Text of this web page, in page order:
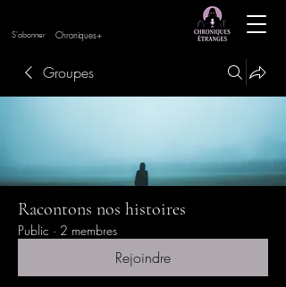
S'abonner Chroniques+
Groupes
Racontons nos histoires
Public · 2 membres
Rejoindre